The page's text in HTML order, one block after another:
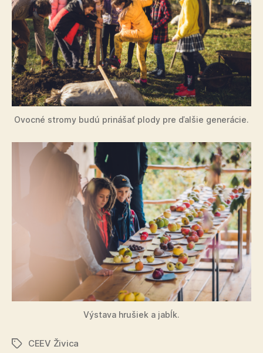
Ovocné stromy budú prinášať plody pre ďalšie generácie.
Výstava hrušiek a jabĺk.
ZnačkyCEEV Živica